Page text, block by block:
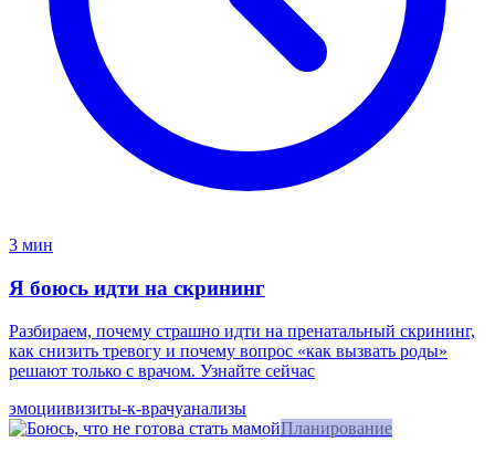
3 мин
Я боюсь идти на скрининг
Разбираем, почему страшно идти на пренатальный скрининг,
как снизить тревогу и почему вопрос «как вызвать роды»
решают только с врачом. Узнайте сейчас
эмоциивизиты-к-врачуанализы
Планирование